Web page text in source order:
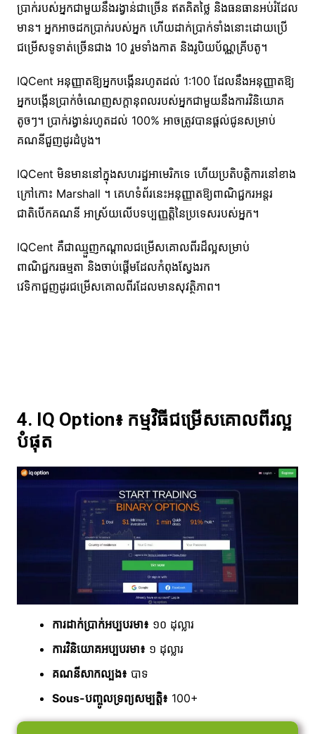
ប្រាក់របស់អ្នកជាមួយនឹងរង្វាន់ជាច្រើន ឥតគិតថ្លៃ និងធនធានអប់រំដែល
មាន។ អ្នកអាចដកប្រាក់របស់អ្នក ហើយដាក់ប្រាក់ទាំងនោះដោយប្រើ
ជម្រើសទូទាត់ច្រើនជាង 10 រួមទាំងកាត និងរូបិយប័ណ្ណគ្រីបតូ។
IQCent អនុញ្ញាតឱ្យអ្នកបង្កើនរហូតដល់ 1:100 ដែលនឹងអនុញ្ញាតឱ្យ
អ្នកបង្កើនប្រាក់ចំណេញសក្តានុពលរបស់អ្នកជាមួយនឹងការវិនិយោគ
តូចៗ។ ប្រាក់រង្វាន់រហូតដល់ 100% អាចត្រូវបានផ្តល់ជូនសម្រាប់
គណនីជួញដូរដំបូង។
IQCent មិនមាននៅក្នុងសហរដ្ឋអាមេរិកទេ ហើយប្រតិបត្តិការនៅខាង
ក្រៅកោះ Marshall ។ គេហទំព័រនេះអនុញ្ញាតឱ្យពាណិជ្ជករអន្តរ
ជាតិបើកគណនី អាស្រ័យលើបទប្បញ្ញត្តិនៃប្រទេសរបស់អ្នក។
IQCent គឺជាឈ្មួញកណ្តាលជម្រើសគោលពីរដ៏ល្អសម្រាប់
ពាណិជ្ជករធម្មតា និងចាប់ផ្តើមដែលកំពុងស្វែងរក
វេទិកាជួញដូរជម្រើសគោលពីរដែលមានសុវត្ថិភាព។
4. IQ Option៖ កម្មវិធីជម្រើសគោលពីរល្អ
បំផុត
ការដាក់ប្រាក់អប្បបរមា៖ ១០ ដុល្លារ
ការវិនិយោគអប្បបរមា៖ ១ ដុល្លារ
គណនីសាកល្បង៖ បាទ
Sous-បញ្ចូលទ្រព្យសម្បត្តិ៖ 100+